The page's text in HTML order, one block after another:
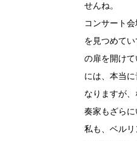
せんね。
コンサート
を見つめて
の扉を開け
には、本当
なりますが
奏家もざらに
私も、ベル